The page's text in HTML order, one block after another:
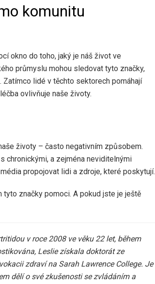
komunitu
okno do toho, jaký je náš život ve
průmyslu mohou sledovat tyto značky,
lidé v těchto sektorech pomáhají
ovlivňuje naše životy.
životy – často negativním způsobem.
chronickými, a zejména neviditelnými
propojovat lidi a zdroje, které poskytují.
tyto značky pomoci. A pokud jste je ještě
v roce 2008 ve věku 22 let, během
Leslie získala doktorát ze
zdraví na Sarah Lawrence College. Je
dělí o své zkušenosti se zvládáním a